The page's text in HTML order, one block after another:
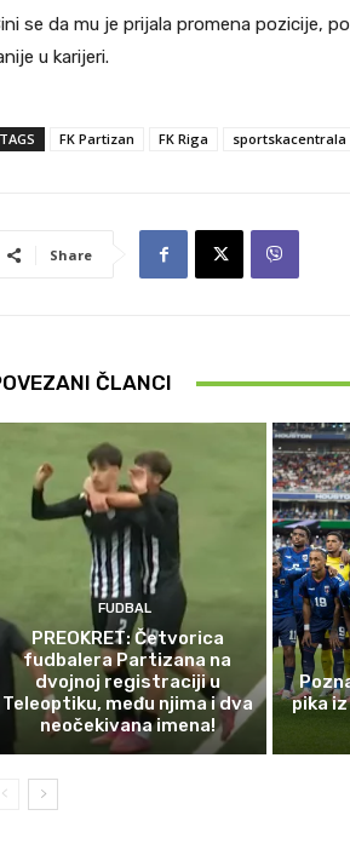
se da mu je prijala promena pozicije,
u karijeri.
TAGS FK Partizan FK Riga sportskacentrala
Share
ČLANCI
FUDBAL
PREOKRET: Četvorica
fudbalera Partizana na
dvojnoj registraciji u
Teleoptiku, među njima i dva
neočekivana imena!
pika